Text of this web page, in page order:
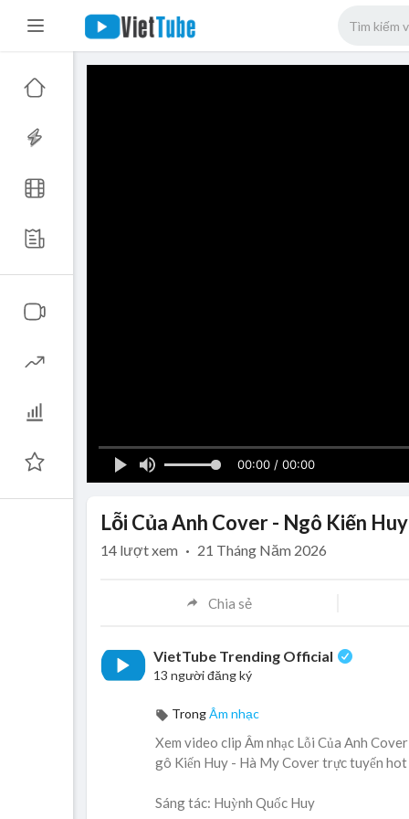
00:00 / 00:00
Lỗi Của Anh Cover - Ngô Kiến
14 lượt xem · 21 Tháng Năm 2026
Chia sẻ
VietTube Trending Official
13 người đăng ký
TrongÂm nhạc
Xem video clip Âm nhạc Lỗi Của Anh
gô Kiến Huy - Hà My Cover trực tuyến
Sáng tác: Huỳnh Quốc Huy